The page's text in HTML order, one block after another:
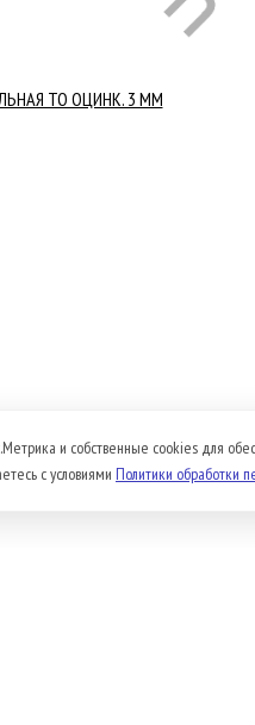
ТО ОЦИНК. 3 ММ
и собственные cookies для
с условиями Политики обработки